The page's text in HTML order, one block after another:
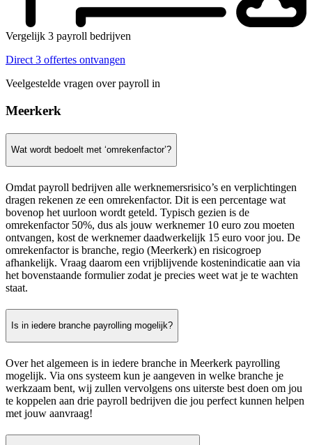
Vergelijk 3 payroll bedrijven
Direct 3 offertes ontvangen
Veelgestelde vragen over payroll in
Meerkerk
Wat wordt bedoelt met ‘omrekenfactor’?
Omdat payroll bedrijven alle werknemersrisico’s en verplichtingen
dragen rekenen ze een omrekenfactor. Dit is een percentage wat
bovenop het uurloon wordt geteld. Typisch gezien is de
omrekenfactor 50%, dus als jouw werknemer 10 euro zou moeten
ontvangen, kost de werknemer daadwerkelijk 15 euro voor jou. De
omrekenfactor is branche, regio (Meerkerk) en risicogroep
afhankelijk. Vraag daarom een vrijblijvende kostenindicatie aan via
het bovenstaande formulier zodat je precies weet wat je te wachten
staat.
Is in iedere branche payrolling mogelijk?
Over het algemeen is in iedere branche in Meerkerk payrolling
mogelijk. Via ons systeem kun je aangeven in welke branche je
werkzaam bent, wij zullen vervolgens ons uiterste best doen om jou
te koppelen aan drie payroll bedrijven die jou perfect kunnen helpen
met jouw aanvraag!